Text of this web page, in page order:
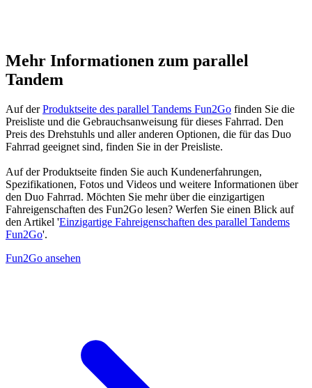
Mehr Informationen zum parallel
Tandem
Auf derProduktseite des parallel Tandems Fun2Go finden Sie die
Preisliste und die Gebrauchsanweisung für dieses Fahrrad. Den
Preis des Drehstuhls und aller anderen Optionen, die für das Duo
Fahrrad geeignet sind, finden Sie in der Preisliste.
Auf der Produktseite finden Sie auch Kundenerfahrungen,
Spezifikationen, Fotos und Videos und weitere Informationen über
den Duo Fahrrad. Möchten Sie mehr über die einzigartigen
Fahreigenschaften des Fun2Go lesen? Werfen Sie einen Blick auf
den Artikel 'Einzigartige Fahreigenschaften des parallel Tandems
Fun2Go'.
Fun2Go ansehen